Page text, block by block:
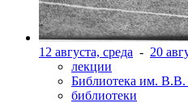
12 августа, среда - 20
лекции
Библиотека им. В.В.
библиотеки